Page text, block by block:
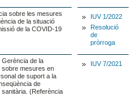
sobre les mesures
de la situació
de la COVID-19
IUV 1/2022
Resolució
de
pròrroga
Gerència de la
sobre mesures en
de suport a la
de
sanitària. (Referència
IUV 7/2021